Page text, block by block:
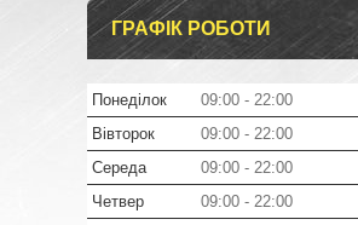
ГРАФІК РОБОТИ
Понеділок 09:00
22:00
Вівторок
09:00
22:00
Середа
09:00
22:00
Четвер
09:00
22:00